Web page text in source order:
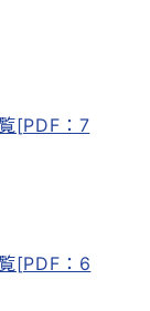
[PDF：7
[PDF：6